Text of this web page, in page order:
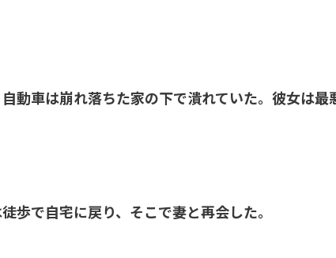
動車は崩れ落ちた家の下で潰れていた。彼女は最
歩で自宅に戻り、そこで妻と再会した。